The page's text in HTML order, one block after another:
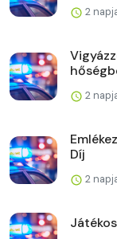
2
2
Díj
2